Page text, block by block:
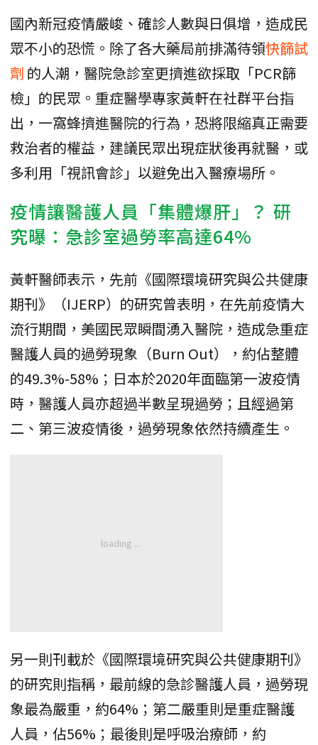
國內新冠疫情嚴峻、確診人數與日俱增，造成民
眾不小的恐慌。除了各大藥局前排滿待領快篩試
劑 的人潮，醫院急診室更擠進欲採取「PCR篩
檢」的民眾。重症醫學專家黃軒在社群平台指
出，一窩蜂擠進醫院的行為，恐將限縮真正需要
救治者的權益，建議民眾出現症狀後再就醫，或
多利用「視訊會診」以避免出入醫療場所。
疫情讓醫護人員「集體爆肝」？ 研
究曝：急診室過勞率高達64%
黃軒醫師表示，先前《國際環境研究與公共健康
期刊》（IJERP）的研究曾表明，在先前疫情大
流行期間，美國民眾瞬間湧入醫院，造成急重症
醫護人員的過勞現象（Burn Out），約佔整體
的49.3%-58%；日本於2020年面臨第一波疫情
時，醫護人員亦超過半數呈現過勞；且經過第
二、第三波疫情後，過勞現象依然持續產生。
另一則刊載於《國際環境研究與公共健康期刊》
的研究則指稱，最前線的急診醫護人員，過勞現
象最為嚴重，約64%；第二嚴重則是重症醫護
人員，佔56%；最後則是呼吸治療師，約